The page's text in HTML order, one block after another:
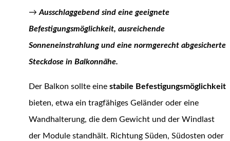
→Ausschlaggebend sind eine geeignete
Befestigungsmöglichkeit, ausreichende
Sonneneinstrahlung und eine normgerecht abgesicherte
Steckdose in Balkonnähe.
Der Balkon sollte eine stabile Befestigungsmöglichkeit
bieten, etwa ein tragfähiges Geländer oder eine
Wandhalterung, die dem Gewicht und der Windlast
der Module standhält. Richtung Süden, Südosten oder